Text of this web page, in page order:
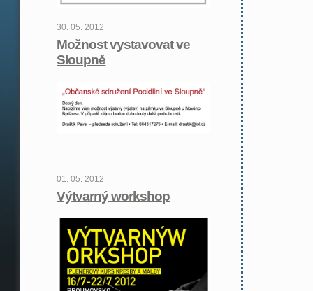
30. 05. 2012
Možnost vystavovat ve
Sloupně
01. 05. 2012
Výtvarný workshop